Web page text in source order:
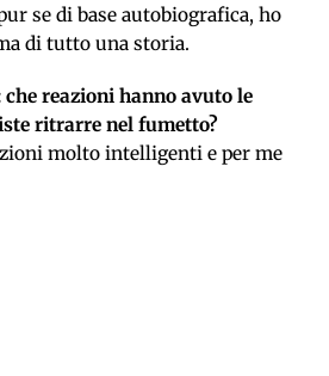
se di base autobiografica, ho
di tutto una storia.
reazioni hanno avuto le
ritrarre nel fumetto?
molto intelligenti e per me